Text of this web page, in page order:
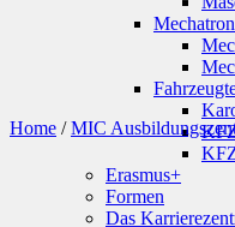
Erasmus+
Formen
Das
Home /MIC